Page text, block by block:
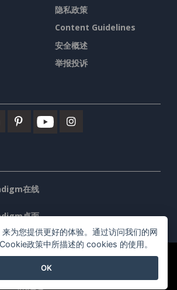
隐私政策
Content Guidelines
安全概述
举报投诉
在线
桌面
版权所有。
为您提供更好的体验。通过访问我们的网
政策中所描述的 cookies 的使用。
OK